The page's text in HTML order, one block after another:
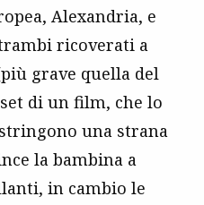
Alexandria, e
ricoverati a
grave quella del
di un film, che lo
una strana
la bambina a
in cambio le